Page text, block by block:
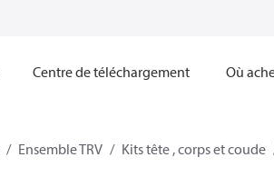
Centre de téléchargement Où
Ensemble TRV Kits tête , corps et coude